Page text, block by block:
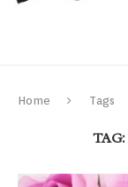
Home Tags
TAG: